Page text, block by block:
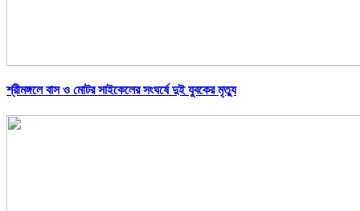
শ্রীমঙ্গলে বাস ও মোটর সাইকেলের সংঘর্ষে দুই যুবকের মৃত্যু